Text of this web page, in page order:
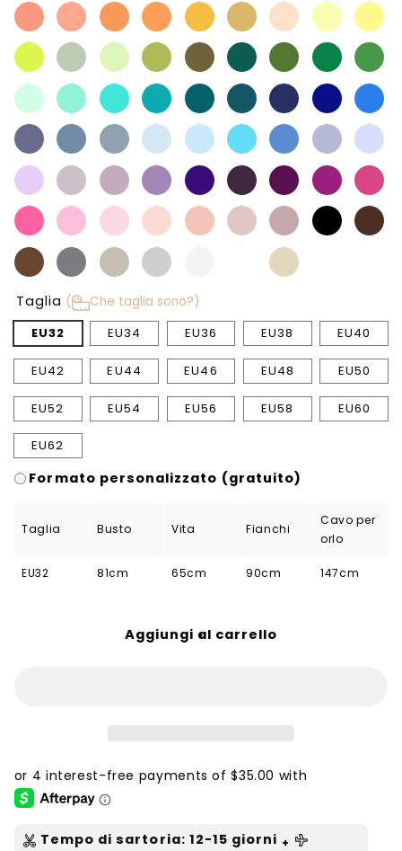
Taglia (
Che taglia sono?)
EU32
EU34 EU36 EU38 EU40
EU42 EU44 EU46 EU48 EU50
EU52 EU54 EU56 EU58 EU60
EU62
Formato personalizzato (gratuito)
Taglia Busto Vita Fianchi
Cavo per
orlo
EU32 81cm 65cm 90cm 147cm
Aggiungi al carrello
Tempo di sartoria: 12-15 giorni +